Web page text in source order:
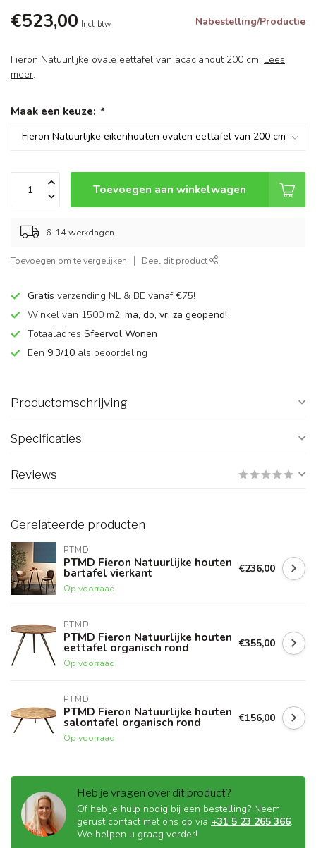
€523,00 Incl. btw Nabestelling/Productie
Fieron Natuurlijke ovale eettafel van acaciahout 200 cm. Lees
meer.
Maak een keuze: *
Toevoegen aan winkelwagen
6-14 werkdagen
Toevoegen om te vergelijken Deel dit product
Gratis verzending NL & BE vanaf €75!
Winkel van 1500 m2, ma, do, vr, za geopend!
Totaaladres Sfeervol Wonen
Een 9,3/10 als beoordeling
Productomschrijving
Specificaties
Reviews
Gerelateerde producten
PTMD
PTMD Fieron Natuurlijke houten
bartafel vierkant
Op voorraad
€236,00
PTMD
PTMD Fieron Natuurlijke houten
eettafel organisch rond
Op voorraad
€355,00
PTMD
PTMD Fieron Natuurlijke houten
salontafel organisch rond
Op voorraad
€156,00
Heb je vragen over dit product?
Of heb je hulp nodig bij een bestelling? Neem
gerust contact met ons op via +31 5 23 265 366.
We helpen u graag verder!